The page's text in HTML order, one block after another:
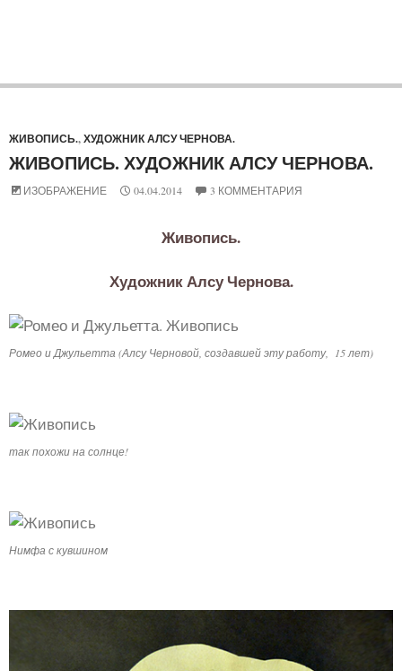
ЖИВОПИСЬ.,ХУДОЖНИК АЛСУ ЧЕРНОВА.
ЖИВОПИСЬ. ХУДОЖНИК АЛСУ ЧЕРНОВА.
ИЗОБРАЖЕНИЕ 04.04.2014 3 КОММЕНТАРИЯ
Живопись.
Художник Алсу Чернова.
Ромео и Джульетта (Алсу Черновой, создавшей эту работу, 15 лет)
так похожи на солнце!
Нимфа с кувшином